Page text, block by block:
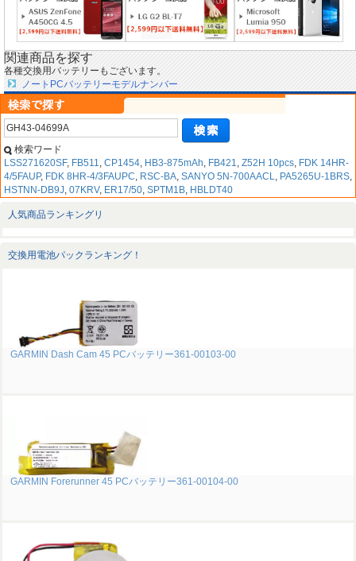
関連商品を探す
各種交換用バッテリーもございます。
ノートPCバッテリーモデルナンバー
検索ワード
LSS271620SF, FB511, CP1454, HB3-875mAh, FB421, Z52H 10pcs, FDK 14HR-
4/5FAUP, FDK 8HR-4/3FAUPC, RSC-BA, SANYO 5N-700AACL, PA5265U-1BRS,
HSTNN-DB9J, 07KRV, ER17/50, SPTM1B, HBLDT40
人気商品ランキングリ
交換用電池パックランキング！
GARMIN Dash Cam 45 PCバッテリー361-00103-00
GARMIN Forerunner 45 PCバッテリー361-00104-00